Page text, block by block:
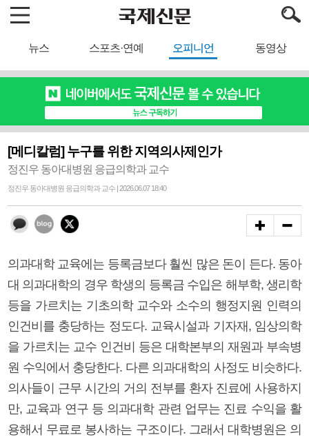
뉴스 스포츠·연예 오피니언 동영상
[메디칼럼] 누구를 위한 지역의사제인가
정진우 동아대병원 응급의학과 교수
정진우 동아대병원 응급의학과 교수 | 2026.06.07 18:40
의과대학 교육에는 등록금보다 훨씬 많은 돈이 든다. 동아
대 의과대학의 경우 학생의 등록금 수입은 해부학, 생리학
등을 가르치는 기초의학 교수와 소수의 행정지원 인력의
인건비를 충당하는 정도다. 교육시설과 기자재, 임상의학
을 가르치는 교수 인건비 등은 대학본부의 재원과 부속병
원 수익에서 충당한다. 다른 의과대학의 사정도 비슷하다.
의사들이 근무 시간의 거의 전부를 환자 진료에 사용하지
만, 교육과 연구 등 의과대학 관련 업무는 진료 수익을 활
용해서 무료로 봉사하는 구조이다. 그래서 대학병원은 의